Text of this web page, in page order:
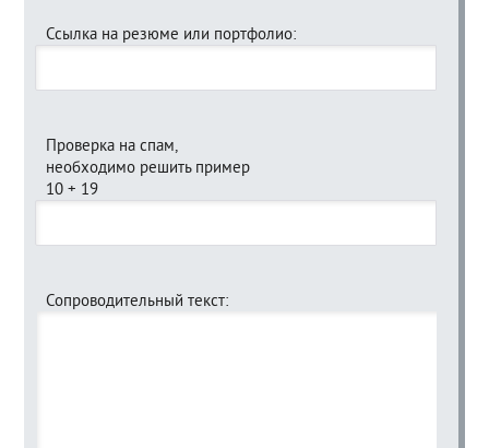
Ссылка на резюме или портфолио:
Проверка на спам,
необходимо решить пример
10 + 19
Сопроводительный текст: